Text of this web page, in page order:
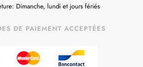
Dimanche, lundi et jours fériés
DE PAIEMENT ACCEPTÉES